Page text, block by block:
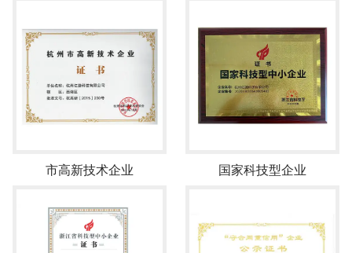
市高新技术企业 国家科技型企业